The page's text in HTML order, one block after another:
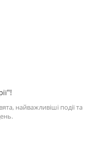
найважливіші події та